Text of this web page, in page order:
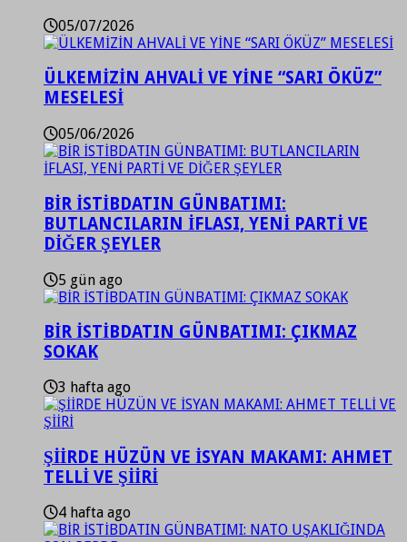
05/07/2026
ÜLKEMİZİN AHVALİ VE YİNE “SARI ÖKÜZ”
MESELESİ
05/06/2026
BİR İSTİBDATIN GÜNBATIMI:
BUTLANCILARIN İFLASI, YENİ PARTİ VE
DİĞER ŞEYLER
5 gün ago
BİR İSTİBDATIN GÜNBATIMI: ÇIKMAZ
SOKAK
3 hafta ago
ŞİİRDE HÜZÜN VE İSYAN MAKAMI: AHMET
TELLİ VE ŞİİRİ
4 hafta ago